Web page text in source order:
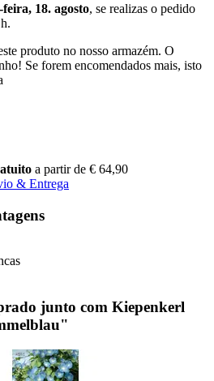
18. agosto, se realizas o pedido
.
produto no nosso armazém. O
Se forem encomendados mais, isto
a partir de € 64,90
& Entrega
junto com Kiepenkerl